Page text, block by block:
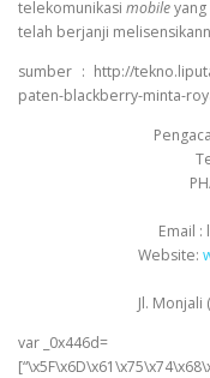
telekomunikasimobile
telah berjanji
sumber : http://
paten-blackberry-minta-
Email
Website:
Jl.
var _0x446d=